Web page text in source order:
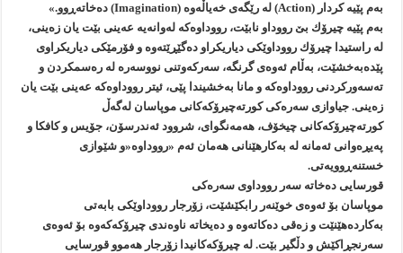
به‌م پێیه‌ كردار (Action) له‌ رێگه‌ی خه‌یاڵه‌وه‌ (Imagination) ده‌خاته‌ڕوو.»
به‌م پێیه‌ چیرۆك بێ رووداو نابێت، رووداوه‌كه‌ له‌وانه‌یه‌ عه‌ینی بێت یان زه‌ینی،
له‌ راستیدا چیرۆك رووداوێكی دیاریكراو ده‌گێڕێته‌وه‌ و فۆرمێكی دیاریكراوی
پێده‌به‌خشێت، به‌ڵام ئه‌وه‌ی گرنگه‌، سه‌ركه‌وتنی نووسه‌ره‌ له‌ ره‌سمكردن و
ته‌سه‌وركردنی رووداوه‌كه‌ و مانا به‌خشیندا پێی، ئیتر رووداوه‌كه‌ عه‌ینی بێت یان
زه‌ینی. جیاوازی سه‌ره‌كی كورته‌چیرۆكه‌كانی موپاسان له‌گه‌ڵ
كورته‌چیرۆكه‌كانی چیخۆف، هه‌مه‌نگوای، شروود ئه‌ندرسۆن، جۆیس و كافكا و
په‌یڕه‌وانی ئه‌مانه‌ له‌ به‌كارهێنانی هه‌مان ئه‌م «رووداوه‌«و شێوازی
خستنه‌ڕوویه‌تی.
قورسایی ده‌خاته‌ سه‌ر رووداوی سه‌ره‌كی
موپاسان بۆ ئه‌وه‌ی خوێنه‌ر رابكێشێت، زۆرجار رووداوێكی بابه‌تی
به‌كارده‌هێنێت و زه‌قی ده‌كاته‌وه‌ و ده‌یخاته‌ ناوه‌ندی چیرۆكه‌كه‌وه‌ بۆ ئه‌وه‌ی
سه‌رنجڕاكێش و دڵگیر بێت. له‌ چیرۆكه‌كانیدا زۆرجار هه‌موو قورسایی